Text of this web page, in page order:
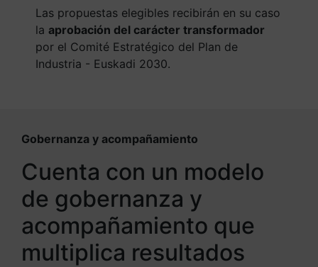
Las propuestas elegibles recibirán en su caso
la aprobación del carácter transformador
por el Comité Estratégico del Plan de
Industria - Euskadi 2030.
Gobernanza y acompañamiento
Cuenta con un modelo
de gobernanza y
acompañamiento que
multiplica resultados